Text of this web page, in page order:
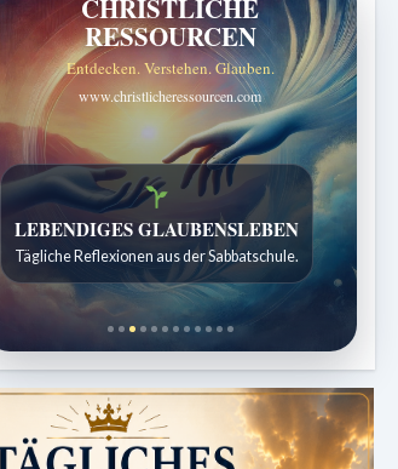
CHRISTLICHE
RESSOURCEN
Entdecken. Verstehen. Glauben.
www.christlicheressourcen.com
Bibelgeschichten zum Staunen
Kindergeschichten für 7 bis 12 Jahre.